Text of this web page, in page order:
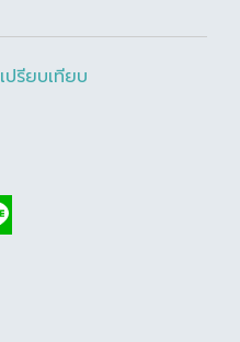
เปรียบเทียบ